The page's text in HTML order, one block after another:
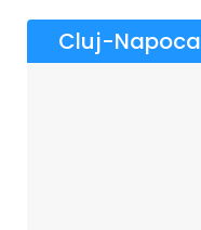
Cluj-Napoca